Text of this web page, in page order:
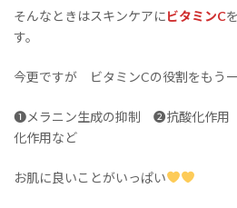
そんなときはスキンケアにビタミンC
す。
今更ですが ビタミンCの役割をもう
❶メラニン生成の抑制 ➋抗酸化作
化作用など
お肌に良いことがいっぱい